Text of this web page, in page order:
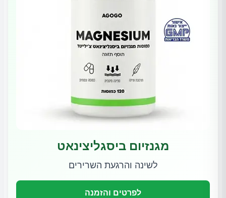
מגנזיום ביסגליצינאט
לשינה והרגעת השרירים
לפרטים והזמנה